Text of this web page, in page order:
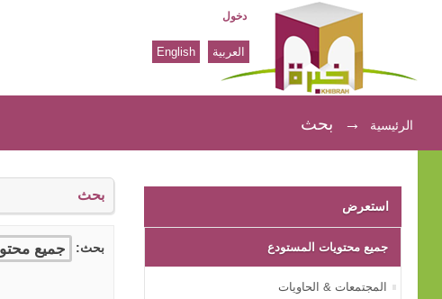
بحث
دخول
العربية English
الرئيسية → بحث
بحث
بحث:
استعرض
جميع محتويات المستودع
المجتمعات & الحاويات